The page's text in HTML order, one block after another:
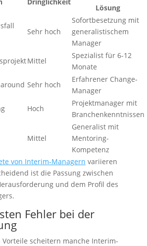
Lösung
Sehr hoch
Sofortbesetzung mit
generalistischem
Manager
Mittel
Spezialist für 6-12
Monate
Sehr hoch
Erfahrener Change-
Manager
Hoch
Projektmanager mit
Branchenkenntnissen
Mittel
Generalist mit
Mentoring-
Kompetenz
von Interim-Managern variieren
ist die Passung zwischen
und dem Profil des
Fehler bei der
scheitern manche Interim-